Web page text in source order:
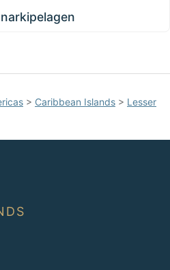
> Caribbean Islands > Lesser